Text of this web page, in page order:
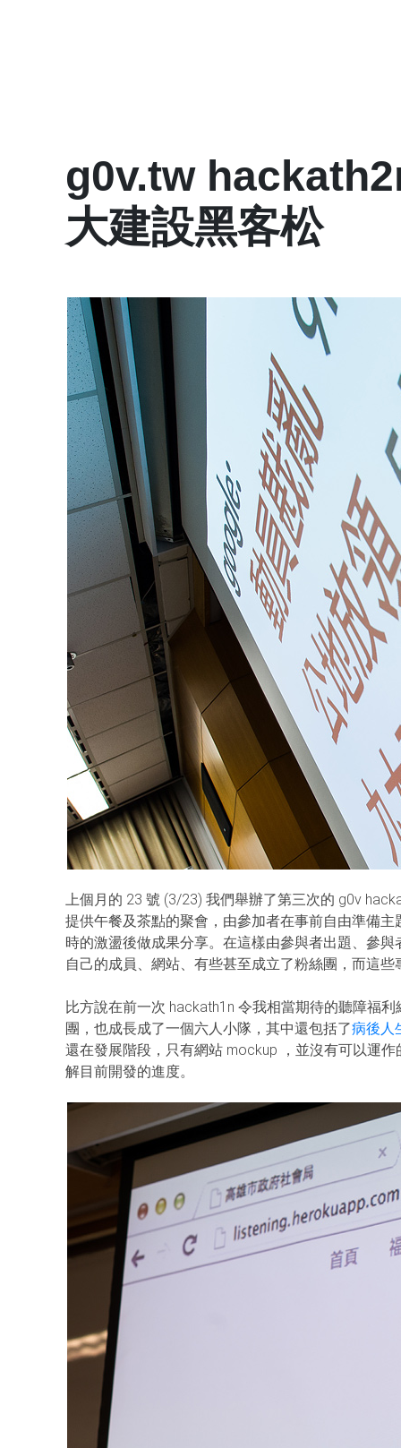
g0v.tw
大建設黑客松
上個月的 23 號 (3/23) 我們舉辦了第三次的 g0v
提供午餐及茶點的聚會，由參加者在事前自由準備
時的激盪後做成果分享。在這樣由參與者出題、參
自己的成員、網站、有些甚至成立了粉絲團，而這
比方說在前一次 hackath1n 令我相當期待的聽障福
團，也成長成了一個六人小隊，其中還包括了病後人
還在發展階段，只有網站 mockup ，並沒有可以運
解目前開發的進度。